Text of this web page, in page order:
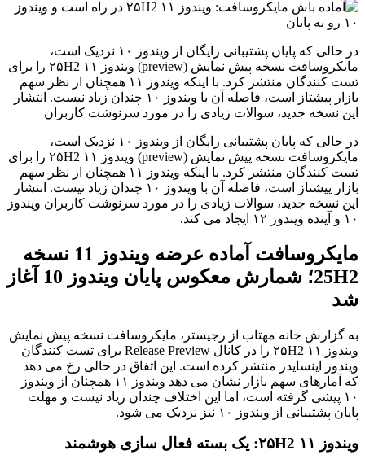
در حالی که پایان پشتیبانی رایگان از ویندوز ۱۰ نزدیک است،
مایکروسافت نسخه پیش نمایش (preview) ویندوز ۱۱ ۲۵H2 را برای
تست کنندگان منتشر کرد. با اینکه ویندوز ۱۱ همچنان از نظر سهم
بازار پیشتاز است، فاصله آن با ویندوز ۱۰ چندان زیاد نیست. انتشار
این نسخه جدید، سوالات زیادی را در مورد سرنوشت کاربران
در حالی که پایان پشتیبانی رایگان از ویندوز ۱۰ نزدیک است،
مایکروسافت نسخه پیش نمایش (preview) ویندوز ۱۱ ۲۵H2 را برای
تست کنندگان منتشر کرد. با اینکه ویندوز ۱۱ همچنان از نظر سهم
بازار پیشتاز است، فاصله آن با ویندوز ۱۰ چندان زیاد نیست. انتشار
این نسخه جدید، سوالات زیادی را در مورد سرنوشت کاربران ویندوز
۱۰ و آینده ویندوز ۱۲ ایجاد می کند.
مایکروسافت آماده عرضه ویندوز 11 نسخه
25H2؛ شمارش معکوس پایان ویندوز 10 آغاز
شد
به گزارش خانه مهتاب از رجیستر، مایکروسافت نسخه پیش نمایش
ویندوز ۱۱ ۲۵H2 را در کانال Release Preview برای تست کنندگان
ویندوز اینسایدر منتشر کرده است. این اتفاق در حالی رخ می دهد
که آمارهای سهم بازار نشان می دهد ویندوز ۱۱ همچنان از ویندوز
۱۰ پیشی گرفته است، اما این اختلاف چندان زیاد نیست و مهلت
پایان پشتیبانی از ویندوز ۱۰ نیز نزدیک می شود.
ویندوز ۱۱ ۲۵H2: یک بسته فعال سازی هوشمند